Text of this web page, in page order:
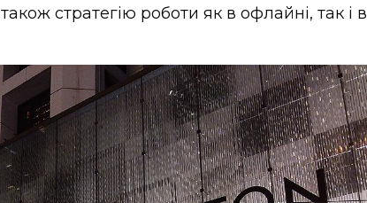
стратегію роботи як в офлайні, так і в